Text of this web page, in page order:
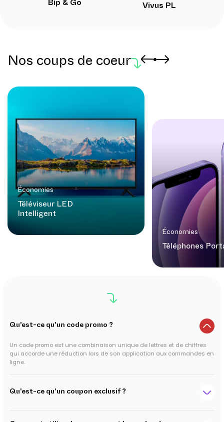
Bip & Go
Vivus PL
Nos coups de coeur
Économies
Téléviseur LED
Intelligent
Économies
Téléphones
Qu'est-ce qu'un code promo ?
Un code promo est une combinaison unique de lettres et de chiffres
qui accorde une réduction lors de son application aux commandes en
ligne.
Qu'est-ce qu'un coupon exclusif ?